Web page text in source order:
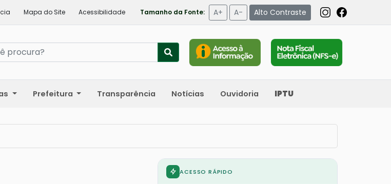
Mapa do Site Acessibilidade Tamanho da Fonte: A+ A- Alto Contraste
Prefeitura Transparência Notícias Ouvidoria IPTU
ACESSO RÁPIDO